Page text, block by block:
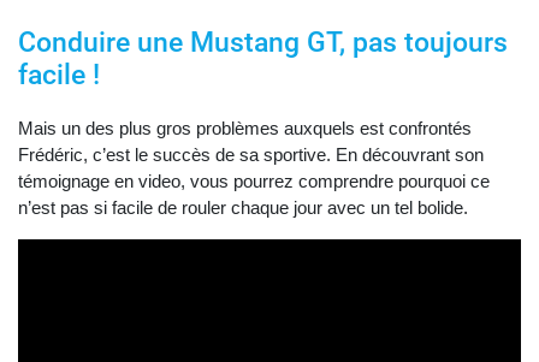
Conduire une Mustang GT, pas toujours
facile !
Mais un des plus gros problèmes auxquels est confrontés
Frédéric, c’est le succès de sa sportive. En découvrant son
témoignage en video, vous pourrez comprendre pourquoi ce
n’est pas si facile de rouler chaque jour avec un tel bolide.